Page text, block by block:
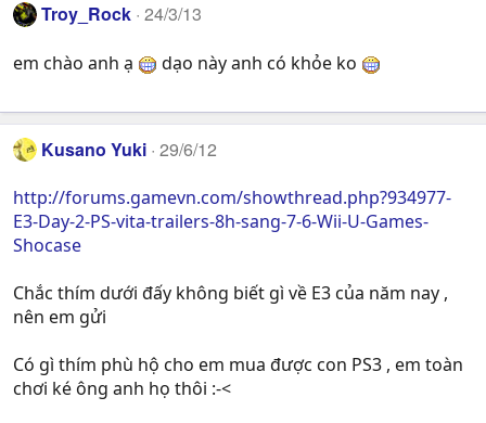
Troy_Rock 24/3/13
em chào anh ạ dạo này anh có khỏe ko
Kusano Yuki 29/6/12
http://forums.gamevn.com/showthread.php?934977-
E3-Day-2-PS-vita-trailers-8h-sang-7-6-Wii-U-Games-
Shocase
Chắc thím dưới đấy không biết gì về E3 của năm nay ,
nên em gửi
Có gì thím phù hộ cho em mua được con PS3 , em toàn
chơi ké ông anh họ thôi :-<